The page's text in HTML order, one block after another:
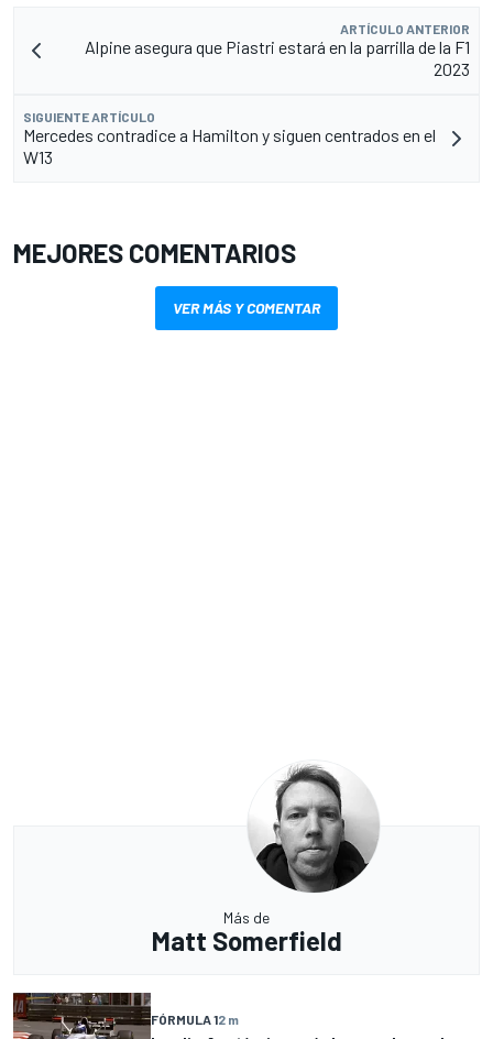
ARTÍCULO ANTERIOR
Alpine asegura que Piastri estará en la parrilla de la F1
2023
SIGUIENTE ARTÍCULO
Mercedes contradice a Hamilton y siguen centrados en el
W13
MEJORES COMENTARIOS
VER MÁS Y COMENTAR
Más de
Matt Somerfield
FÓRMULA 12 m